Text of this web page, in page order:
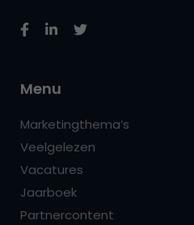
Menu
Marketingthema’s
Veelgelezen
Vacatures
Jaarboek
Partnercontent